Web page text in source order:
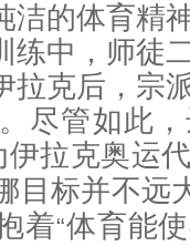
洁的体育精
练中，师徒
拉克后，宗
尽管如此
伊拉克奥运
目标并不远
着“体育能